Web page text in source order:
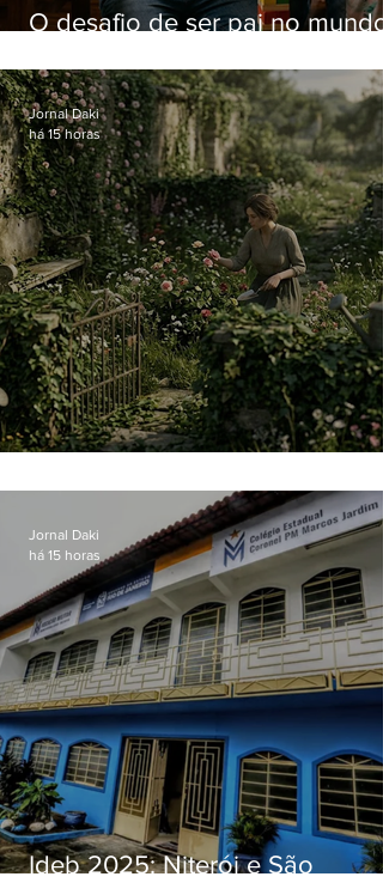
O desafio de ser pai no mundo
Jornal Daki
há 15 horas
Ideb 2025: Niterói e São
Jornal Daki
há 15 horas